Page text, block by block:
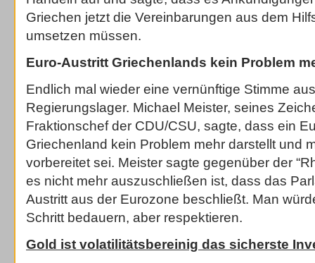
Griechen jetzt die Vereinbarungen aus dem
umsetzen müssen.
Euro-Austritt Griechenlands kein Problem
Endlich mal wieder eine vernünftige Stimme
Regierungslager. Michael Meister, seines
Fraktionschef der CDU/CSU, sagte, dass ein
Griechenland kein Problem mehr darstellt und
vorbereitet sei. Meister sagte gegenüber der
es nicht mehr auszuschließen ist, dass das
Austritt aus der Eurozone beschließt. Man
Schritt bedauern, aber respektieren.
Gold ist volatilitätsbereinig das sicherste